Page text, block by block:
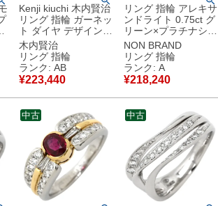
Kenji kiuchi 木内賢治
リング 指輪 ガーネッ
ト ダイヤ デザインリ
ング レッド×プラチ
ナシルバー プラチナ
1粒 1石 12号 【中
古】中古品
木内賢治
リング 指輪
ランク: AB
¥223,440
リング 指輪 アレキサ
ンドライト 0.75ct グ
リーン×プラチナシル
バー 緑 プラチナ 9P
9石 9粒 マーキスカ
ット 13号 【中古】
中古美品
NON BRAND
リング 指輪
ランク: A
¥218,240
中古 中古